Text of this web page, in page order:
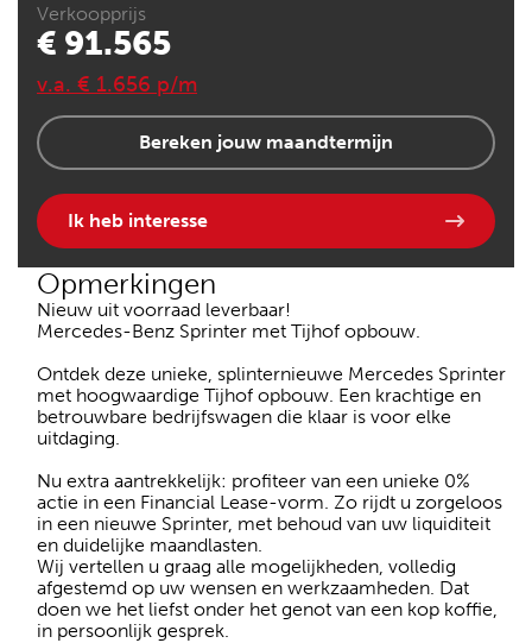
Verkoopprijs
€ 91.565
v.a. € 1.656 p/m
Bereken jouw maandtermijn
Ik heb interesse
Opmerkingen
Nieuw uit voorraad leverbaar!
Mercedes-Benz Sprinter met Tijhof opbouw.
Ontdek deze unieke, splinternieuwe Mercedes Sprinter
met hoogwaardige Tijhof opbouw. Een krachtige en
betrouwbare bedrijfswagen die klaar is voor elke
uitdaging.
Nu extra aantrekkelijk: profiteer van een unieke 0%
actie in een Financial Lease-vorm. Zo rijdt u zorgeloos
in een nieuwe Sprinter, met behoud van uw liquiditeit
en duidelijke maandlasten.
Wij vertellen u graag alle mogelijkheden, volledig
afgestemd op uw wensen en werkzaamheden. Dat
doen we het liefst onder het genot van een kop koffie,
in persoonlijk gesprek.